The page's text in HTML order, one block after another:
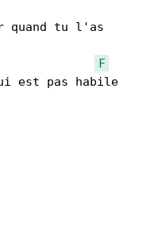
quand tu l'as
F
est pas habile